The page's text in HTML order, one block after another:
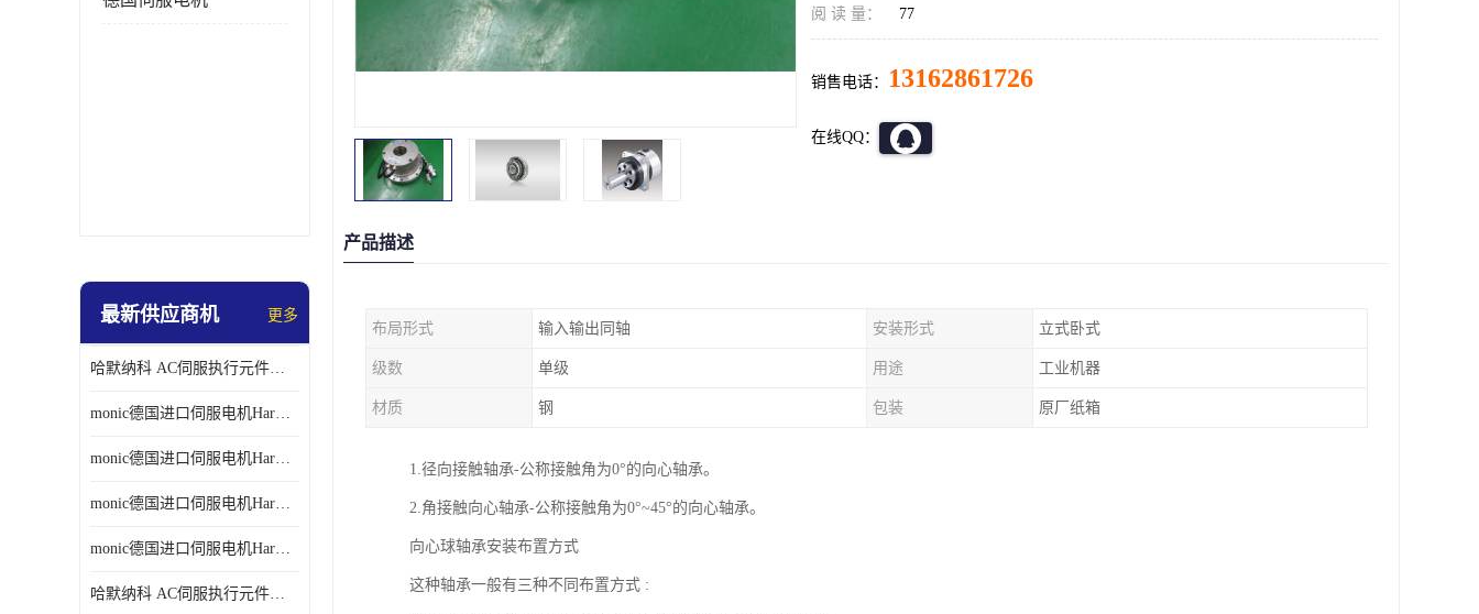
最新供应商机 更多
哈默纳科 AC伺服执行元件扁平型SHA系列 议价
monic德国进口伺服电机Har中国总代理单价
monic德国进口伺服电机Har中国总代理代理
monic德国进口伺服电机Har中国总代理公司
monic德国进口伺服电机Har中国总代理供应
哈默纳科 AC伺服执行元件扁平型SHA系列
阅 读 量： 77
销售电话： 13162861726
在线QQ：
产品描述
布局形式 输入输出同轴 安装形式 立式卧式
级数 单级 用途 工业机器
材质 钢 包装 原厂纸箱
1.径向接触轴承-公称接触角为0°的向心轴承。
2.角接触向心轴承-公称接触角为0°~45°的向心轴承。
向心球轴承安装布置方式
这种轴承一般有三种不同布置方式 :